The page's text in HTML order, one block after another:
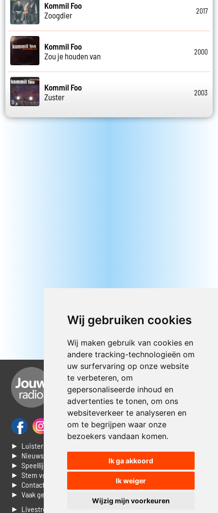
Wij gebruiken cookies
Wij maken gebruik van cookies en
andere tracking-technologieën om
uw surfervaring op onze website
te verbeteren, om
gepersonaliseerde inhoud en
advertenties te tonen, om ons
websiteverkeer te analyseren en
om te begrijpen waar onze
bezoekers vandaan komen.
Ik ga akkoord
Ik weiger
Wijzig mijn voorkeuren
Kommil Foo
Zoogdier
2017
Kommil Foo
Zou je houden van
2000
Kommil Foo
Zuster
2003
► Luisteren naar Jouwradio
► Nieuws
► Speellijst
► Stem voor de Dag top 3
► Contacteer ons
► Vaak gestelde vragen
► Livestream informatie